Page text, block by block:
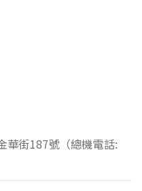
華街187號（總機電話: